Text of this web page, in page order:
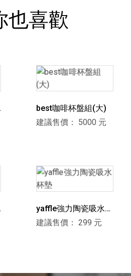
也喜歡
best咖啡杯盤組(大)
建議售價： 5000 元
yaffle強力陶瓷吸水杯
墊
建議售價： 299 元